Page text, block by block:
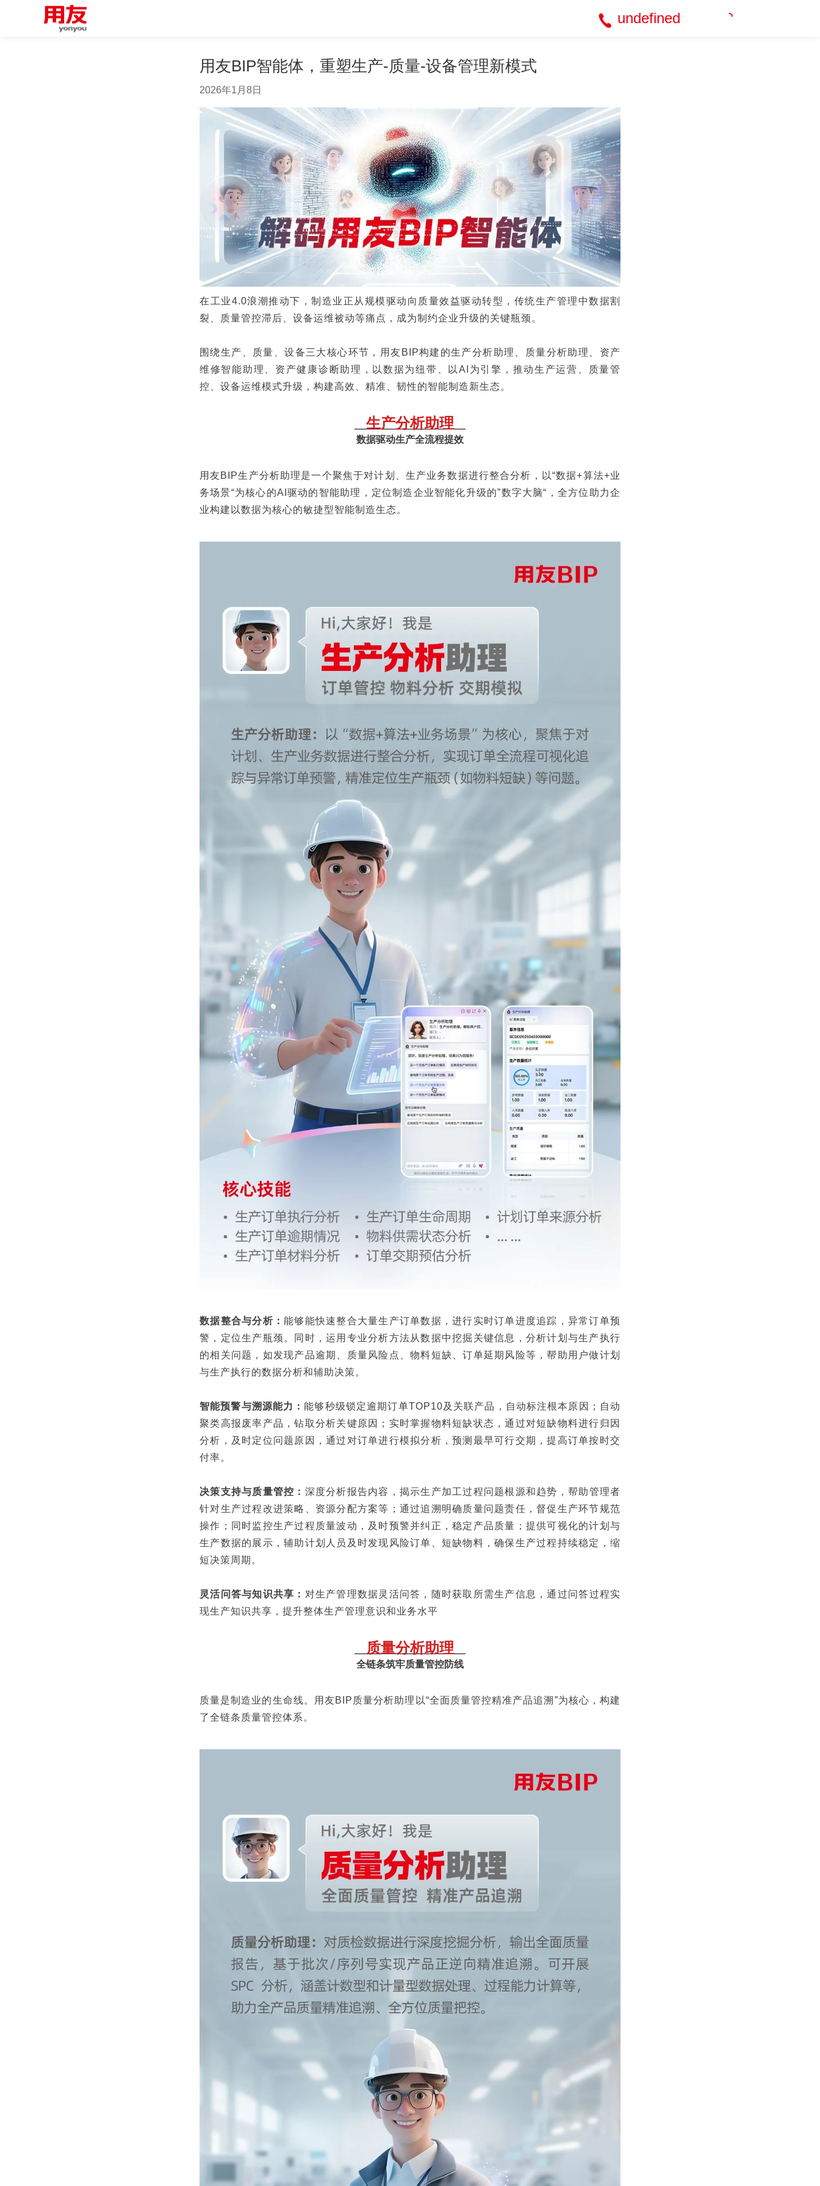
undefined
用友BIP智能体，重塑生产-质量-设备管理新模式
2026年1月8日
在工业4.0浪潮推动下，制造业正从规模驱动向质量效益驱动转型，传统生产管理中数据割
裂、质量管控滞后、设备运维被动等痛点，成为制约企业升级的关键瓶颈。
围绕生产、质量、设备三大核心环节，用友BIP构建的生产分析助理、质量分析助理、资产
维修智能助理、资产健康诊断助理，以数据为纽带、以AI为引擎，推动生产运营、质量管
控、设备运维模式升级，构建高效、精准、韧性的智能制造新生态。
生产分析助理
数据驱动生产全流程提效
用友BIP生产分析助理是一个聚焦于对计划、生产业务数据进行整合分析，以“数据+算法+业
务场景“为核心的AI驱动的智能助理，定位制造企业智能化升级的”数字大脑“，全方位助力企
业构建以数据为核心的敏捷型智能制造生态。
数据整合与分析：能够能快速整合大量生产订单数据，进行实时订单进度追踪，异常订单预
警，定位生产瓶颈。同时，运用专业分析方法从数据中挖掘关键信息，分析计划与生产执行
的相关问题，如发现产品逾期、质量风险点、物料短缺、订单延期风险等，帮助用户做计划
与生产执行的数据分析和辅助决策。
智能预警与溯源能力：能够秒级锁定逾期订单TOP10及关联产品，自动标注根本原因；自动
聚类高报废率产品，钻取分析关键原因；实时掌握物料短缺状态，通过对短缺物料进行归因
分析，及时定位问题原因，通过对订单进行模拟分析，预测最早可行交期，提高订单按时交
付率。
决策支持与质量管控： 深度分析报告内容，揭示生产加工过程问题根源和趋势，帮助管理者
针对生产过程改进策略、资源分配方案等；通过追溯明确质量问题责任，督促生产环节规范
操作；同时监控生产过程质量波动，及时预警并纠正，稳定产品质量；提供可视化的计划与
生产数据的展示，辅助计划人员及时发现风险订单、短缺物料，确保生产过程持续稳定，缩
短决策周期。
灵活问答与知识共享： 对生产管理数据灵活问答，随时获取所需生产信息，通过问答过程实
现生产知识共享，提升整体生产管理意识和业务水平
质量分析助理
全链条筑牢质量管控防线
质量是制造业的生命线。用友BIP质量分析助理以“全面质量管控精准产品追溯”为核心，构建
了全链条质量管控体系。